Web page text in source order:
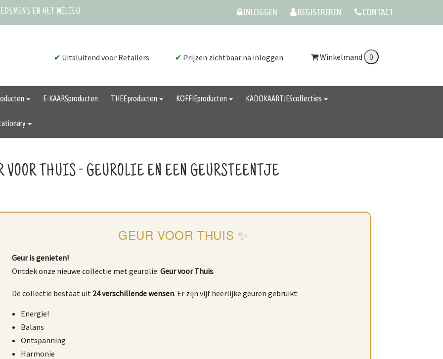
EN HET MILIEU INLOGGEN REGISTREREN CONTACT
✔ Uitsluitend voor Retailers ✔ Prijzen zichtbaar na inloggen Winkelmand
E-KAARSproducten THEE producten KOFFIEproducten KADOKAARTJEScollecties
VOOR THUIS - GEUROLIE EN EEN GEURSTEENTJE
GEUR VOOR THUIS ✨
Geur is genieten!
Ontdek onze nieuwe collectie met geurolie:Geur voor Thuis.
De collectie bestaat uit 24 verschillende wensen. Er zijn vijf heerlijke geuren gebruikt:
Energie!
Balans
Ontspanning
Harmonie